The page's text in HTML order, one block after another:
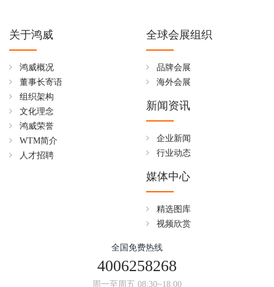
关于鸿威
鸿威概况
董事长寄语
组织架构
文化理念
鸿威荣誉
WTM简介
人才招聘
全球会展组织
品牌会展
海外会展
新闻资讯
企业新闻
行业动态
媒体中心
精选图库
视频欣赏
全国免费热线
4006258268
周一至周五 08:30~18:00